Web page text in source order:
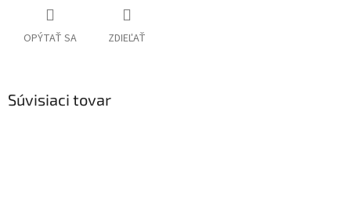
OPÝTAŤ SA ZDIEĽAŤ
Súvisiaci tovar